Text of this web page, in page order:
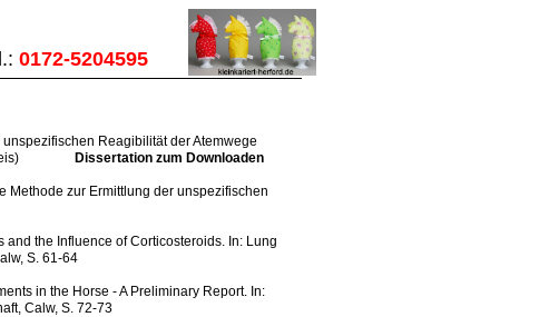
0172-5204595
Reagibilität der Atemwege
Dissertation zum Downloaden
Methode zur Ermittlung der unspezifischen
the Influence of Corticosteroids. In: Lung
S. 61-64
in the Horse - A Preliminary Report. In:
Calw, S. 72-73